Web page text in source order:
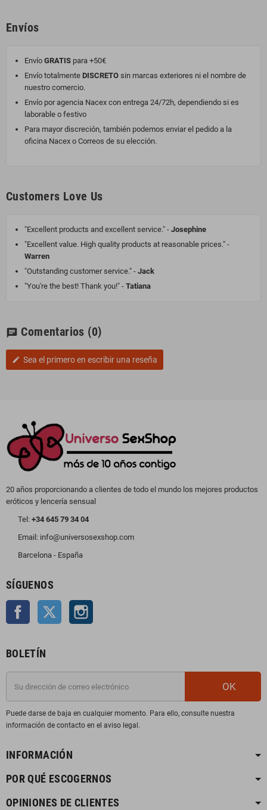
Envíos
Envío GRATIS para +50€
Envío totalmente DISCRETO sin marcas exteriores ni el nombre de
nuestro comercio.
Envío por agencia Nacex con entrega 24/72h, dependiendo si es
laborable o festivo
Para mayor discreción, también podemos enviar el pedido a la
oficina Nacex o Correos de su elección.
Customers Love Us
"Excellent products and excellent service." - Josephine
"Excellent value. High quality products at reasonable prices." -
Warren
"Outstanding customer service." - Jack
"You're the best! Thank you!" - Tatiana
chat Comentarios (0)
edit Sea el primero en escribir una reseña
20 años proporcionando a clientes de todo el mundo los mejores productos
eróticos y lencería sensual
Tel: +34 645 79 34 04
Email: info@universosexshop.com
Barcelona - España
SÍGUENOS
Facebook Twitter
BOLETÍN
OK
Puede darse de baja en cualquier momento. Para ello, consulte nuestra
información de contacto en el aviso legal.
INFORMACIÓN
POR QUÉ ESCOGERNOS
OPINIONES DE CLIENTES